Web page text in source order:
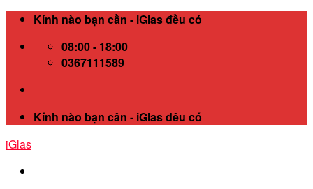
Skip
content
Kính nào bạn cần - iGlas đều có
08:00 - 18:00
0367111589
Kính nào bạn cần - iGlas đều có
iGlas